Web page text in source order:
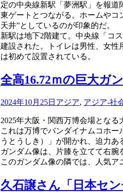
定の中央線新駅「夢洲駅」を報
東ゲートとつながる。ホームや
天井”としているのが印象的だ。
新駅は地下2階建て。中央線「コ
建設された。トイレは男性、女
は初めて設置されている。
全高16.72ｍの巨大ガ
2024年10月25日 アジア, アジア-社
2025年大阪・関西万博会場となる
これは万博でバンダイナムコホ
うとうしき）」が開かれ、迫力あ
ガンダム像は、片膝を立てて右腕
このガンダム像の隣では、人気ア
久石譲さん「日本セ